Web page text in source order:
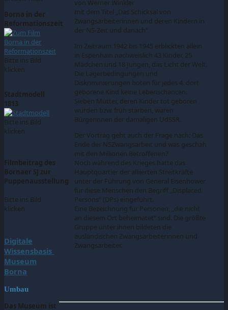
Borna in der
Reformationszeit
Bitte ins Bild
klicken
Stadtmodell
1813
Bitte ins Bild
klicken
Filmbeitrag des
Bornaer SJ zur
Puppenausstellung
Bitte ins Bild
klicken
Digitale
Wissensbasis
Museum
Borna
Umbau
Das Museum ist
von Werner Winkler
mit dem Titel „Das Schicksal von
Zwangsarbeiterinnen und deren Kindern in
der NS-Zeit und danach“
Im Zeitraum 1942 bis 1945 erblickten allein
in Espenhain nachweislich 43 Kinder, 25
Mädchen und 18 Jungen, das Licht der Welt.
Die Lagerbedingungen und
Diskriminierungen boten für jedes 4. dort
geborene Kind keine Lebenschancen.
Sieben Mütter, deren Kinder tot geboren
wurden bzw. früh starben, waren
Bürgerinnen der damaligen UdSSR.
Der Vortrag geht auch der Frage nach: Das
Ende der NSZwangsarbeit und was geschah
mit den Millionen Betroffenen?
Noch während des Krieges hatte das
Hauptquartier der alliierten Streitkräfte
unter der Führung von General Eisenhower
für diese Menschen den Begriff „Displaced
Persons“ (DPs) eingeführt.
Eine Bezeichnung für Personen, „die nicht
an diesem Ort beheimatet“ sind. Die größte
Gruppe unter ihnen bildeten die
ausländischen Zwangsarbeiterinnen und
Zwangsarbeiter.